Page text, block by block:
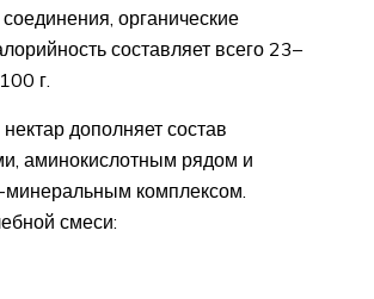
органические
составляет всего 23–
г.
дополняет состав
аминокислотным рядом и
комплексом.
смеси: